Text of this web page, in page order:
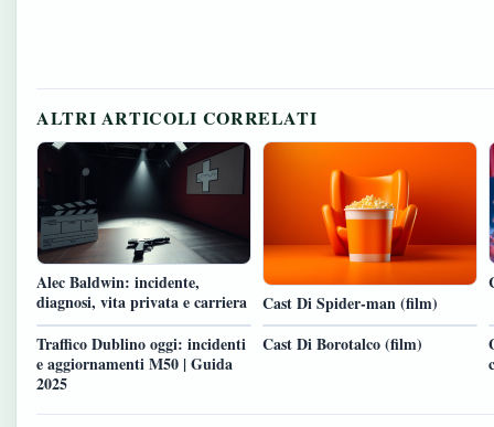
ALTRI ARTICOLI CORRELATI
Alec Baldwin: incidente,
diagnosi, vita privata e carriera
Cast Di Spider-man (film)
Traffico Dublino oggi: incidenti
e aggiornamenti M50 | Guida
2025
Cast Di Borotalco (film)